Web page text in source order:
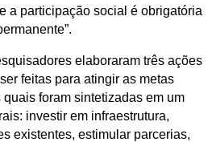
a participação social é obrigatória
elaboraram três ações
feitas para atingir as metas
foram sintetizadas em um
investir em infraestrutura,
existentes, estimular parcerias,